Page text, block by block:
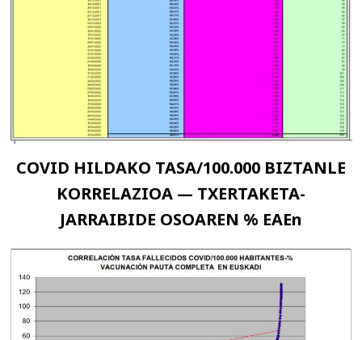
COVID HILDAKO TASA/100.000 BIZTANLE
KORRELAZIOA — TXERTAKETA-
JARRAIBIDE OSOAREN % EAEn